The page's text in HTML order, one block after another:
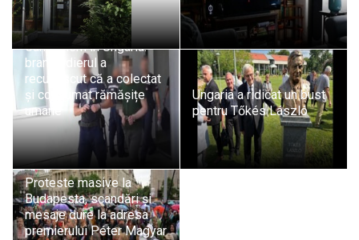
Canibalism în Ungaria:
brancardierul a
recunoscut că a colectat
și consumat rămășițe
umane
Ungaria a ridicat un bust
pentru Tőkés László
Proteste masive la
Budapesta, scandări și
mesaje dure la adresa
premierului Péter Magyar